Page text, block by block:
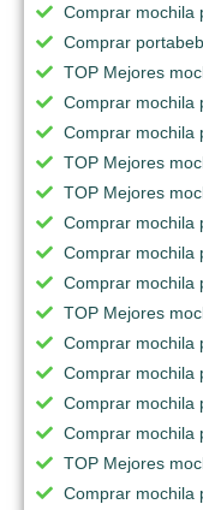
Comprar mochila
Comprar
TOP Mejores
Comprar mochila
Comprar mochila
TOP Mejores
TOP Mejores
Comprar mochila
Comprar mochila
Comprar mochila
TOP Mejores
Comprar mochila
Comprar mochila
Comprar mochila
Comprar mochila
TOP Mejores
Comprar mochila